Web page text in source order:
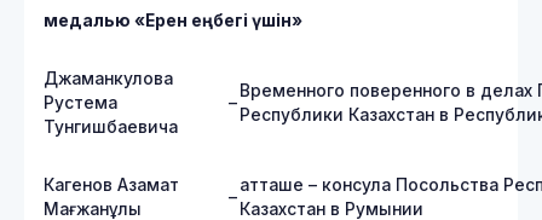
медалью «Ерен еңбегі үшін»
Джаманкулова
Рустема
Тунгишбаевича
–
Временного поверенного в делах
Республики Казахстан в
Кагенов Азамат
Мағжанұлы
–
атташе – консула Посольства
Казахстан в Румынии